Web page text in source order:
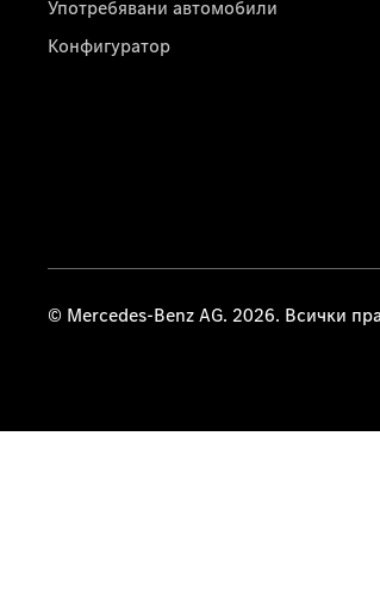
Употребявани автомобили
Конфигуратор
© Mercedes-Benz AG. 2026. Всички